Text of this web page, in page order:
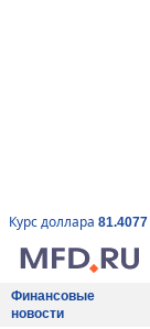
Курс доллара 81.4077
Финансовые
новости